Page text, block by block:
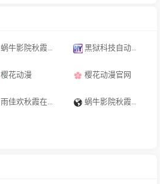
蜗牛影院秋霞电影网-免费电影在线观看，2026最新电影、电视剧、综艺、动漫等，每天更新！-指针资源-福利视频-福利导航-福利电影 黑狱科技自动秒收录导航网︱黑狱科技永久地址收藏不迷路
樱花动漫 樱花动漫官网
雨佳欢秋霞在线电影网-免费电影在线观看，2026最新电影、电视剧、综艺、动漫等，每天更新！-指针资源-福利视频-福利导航-福利电影 蜗牛影院秋霞电影网-免费电影在线观看，2026最新电影、电视剧、综艺、动漫等，每天更新！